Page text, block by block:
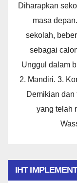
Diharapkan
masa
sekolah,
sebagai
Unggul dalam
2. Mandiri. 3.
Demikian
yang telah
IHT